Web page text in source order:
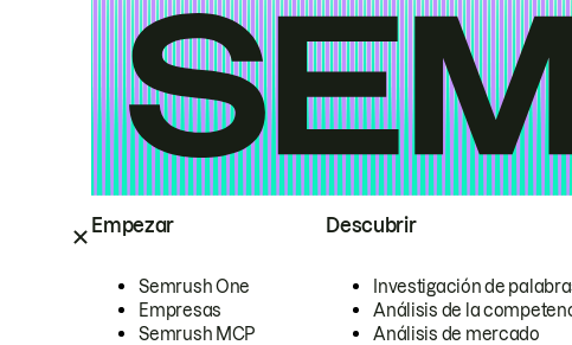
Empezar
Semrush One
Empresas
Semrush MCP
Descubrir
Investigación de
Análisis de la
Análisis de mercado